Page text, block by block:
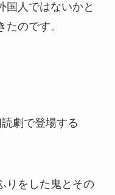
国人ではないかと
のです。
劇で登場する
りをした鬼とその